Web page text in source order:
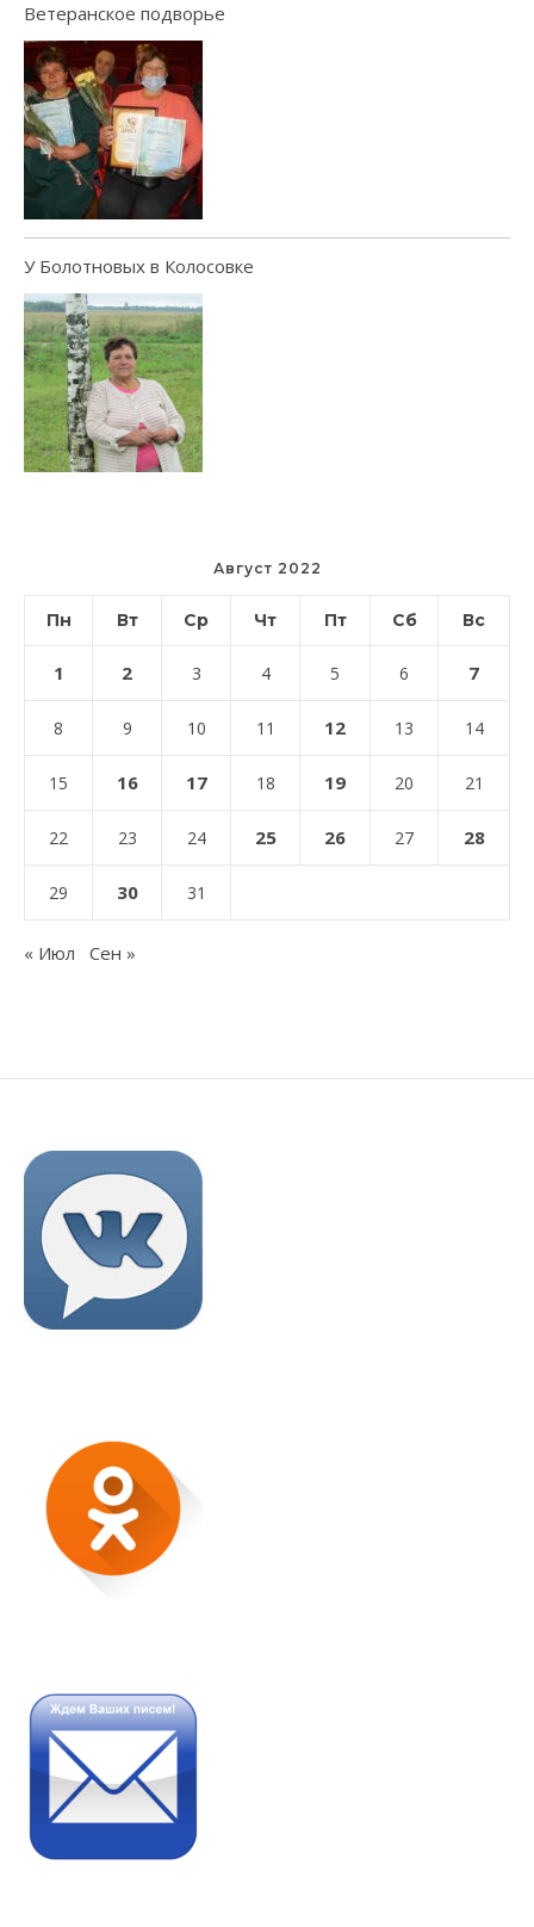
Ветеранское подворье
У Болотновых в Колосовке
Август 2022
Пн Вт Ср Чт Пт Сб Вс
1 2 3 4 5 6 7
8 9 10 11 12 13 14
15 16 17 18 19 20 21
22 23 24 25 26 27 28
29 30 31
« Июл Сен »